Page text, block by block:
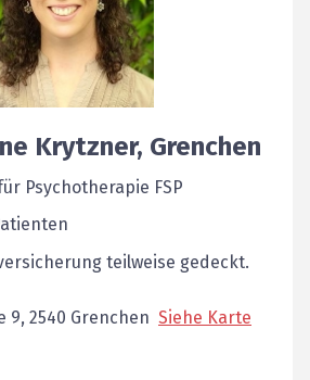
Krytzner, Grenchen
Psychotherapie FSP
teilweise gedeckt.
9, 2540 Grenchen Siehe Karte